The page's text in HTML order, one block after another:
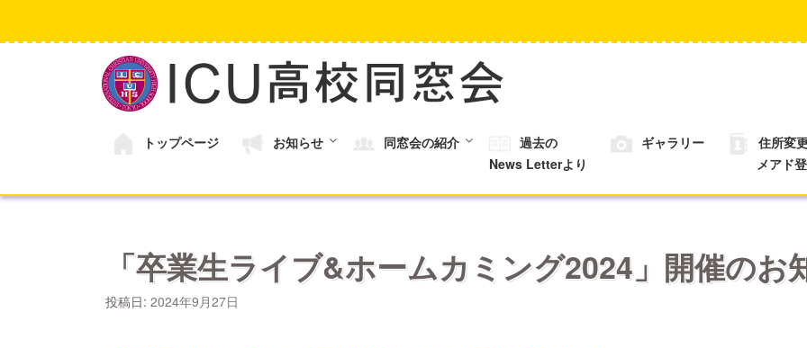
テ
トップページ お知らせ 同窓会の紹介
過去の
News Letterより
ギャラリー
住所変
メアド登
「卒業生ライブ&ホームカミング2024」開催のお
投稿日: 2024年9月27日